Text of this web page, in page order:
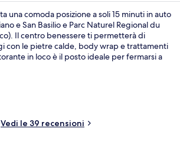
una comoda posizione a soli 15 minuti in auto
e San Basilio e Parc Naturel Regional du
Il centro benessere ti permetterà di
con le pietre calde, body wrap e trattamenti
in loco è il posto ideale per fermarsi a
all'aperto, un bar/lounge e un bagno turco.
Vedi le 39 recensioni